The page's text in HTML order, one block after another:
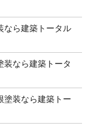
なら建築トータル
装なら建築トータ
塗装なら建築トー